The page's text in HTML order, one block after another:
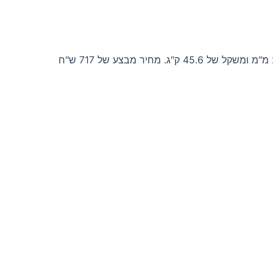
חלון סאונה עם זכוכית עמידה במיוחד, בגובה 190 ס"מ ורוחב 80 ס"מ. עם שטח זכוכית של 1.52 מ"ר, עובי יחידת הזכוכית המדבקת 24 מ"מ ומשקל של 45.6 ק"ג. מחיר מבצע של 717 ש"ח